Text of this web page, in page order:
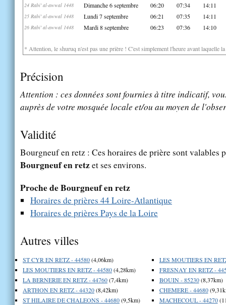
24 Rabi' al-awwal 1448 Dimanche 6 septembre 06:20 07:34 14:11
25 Rabi' al-awwal 1448 Lundi 7 septembre 06:21 07:35 14:11
26 Rabi' al-awwal 1448 Mardi 8 septembre 06:23 07:36 14:10
* Attention, le shuruq n'est pas une prière ! C'est simplement l'heure avant laquelle
Précision
Attention : ces données sont fournies à titre indicatif,
auprès de votre mosquée locale et/ou au moyen de
Validité
Bourgneuf en retz : Ces horaires de prière sont valables
Bourgneuf en retzet ses environs.
Proche de Bourgneuf en retz
Horaires de prières 44 Loire-Atlantique
Horaires de prières Pays de la Loire
Autres villes
ST CYR EN RETZ - 44580(4,06km)
LES MOUTIERS EN RETZ - 44580(4,28km)
LA BERNERIE EN RETZ - 44760(7,4km)
ARTHON EN RETZ - 44320(8,42km)
ST HILAIRE DE CHALEONS - 44680(9,5km)
LES MOUTIERS EN
FRESNAY EN RETZ -
BOUIN - 85230(8,37km)
CHEMERE - 44680
MACHECOUL - 44270